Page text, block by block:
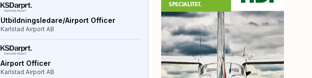
Utbildningsledare/Airport Officer
Karlstad Airport AB
Airport Officer
Karlstad Airport AB